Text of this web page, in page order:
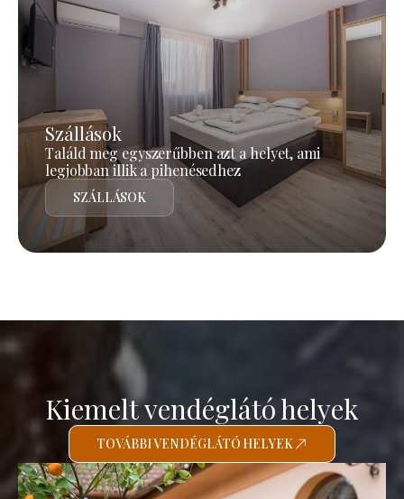
Szállások
Találd meg egyszerűbben azt a helyet, ami
legjobban illik a pihenésedhez
SZÁLLÁSOK
Kiemelt vendéglátó helyek
TOVÁBBI VENDÉGLÁTÓ HELYEK